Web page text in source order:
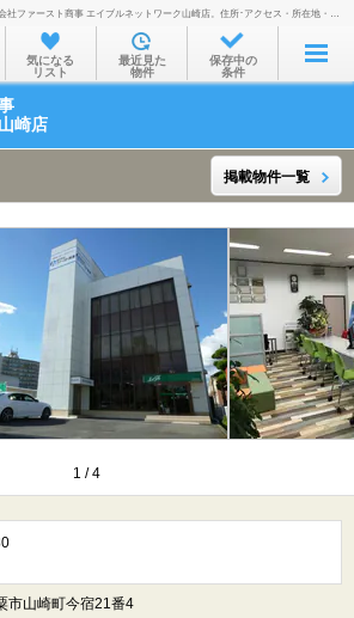
お部屋を探す
沿線・駅から
通勤通学時間から
物件特集から
不動産会社から
賃貸マンション･アパート探しなら株式会社ファースト商事 エイブルネットワーク山崎店。住所･アクセス・所在地・地図・営業時間・定休日・電話番号などを掲載。
気になる
リスト
最近見た
物件
保存中の
条件
崎店
掲載物件一覧
1 /4
市山崎町今宿21番4